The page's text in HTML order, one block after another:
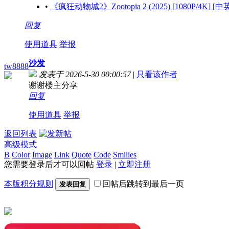
•
《疯狂动物城2》Zootopia 2 (2025) [1080P/4K] [中
回复
使用道具 举报
tw8888沙发
发表于 2026-5-30 00:00:57 | 只看该作者
谢谢楼主分享
回复
使用道具 举报
返回列表
高级模式
B Color Image Link Quote Code Smilies
您需要登录后才可以回帖 登录 | 立即注册
本版积分规则 发表回复 回帖后跳转到最后一页